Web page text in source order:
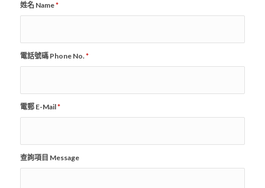
姓名 Name*
電話號碼 Phone No. *
電郵 E-Mail*
查詢項目 Message